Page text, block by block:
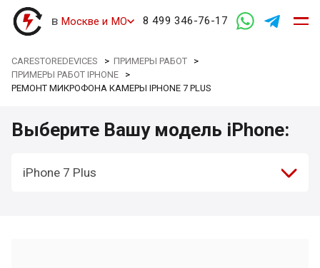
в Москве и МО 8 499 346-76-17
CARESTOREDEVICES >ПРИМЕРЫ РАБОТ >
ПРИМЕРЫ РАБОТ IPHONE >
РЕМОНТ МИКРОФОНА КАМЕРЫ IPHONE 7 PLUS
Выберите Вашу модель iPhone:
iPhone 7 Plus